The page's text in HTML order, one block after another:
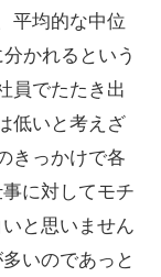
平均的な中位
かれるという
員でたたき出
低いと考えざ
きっかけで各
に対してモチ
と思いません
いのであっと